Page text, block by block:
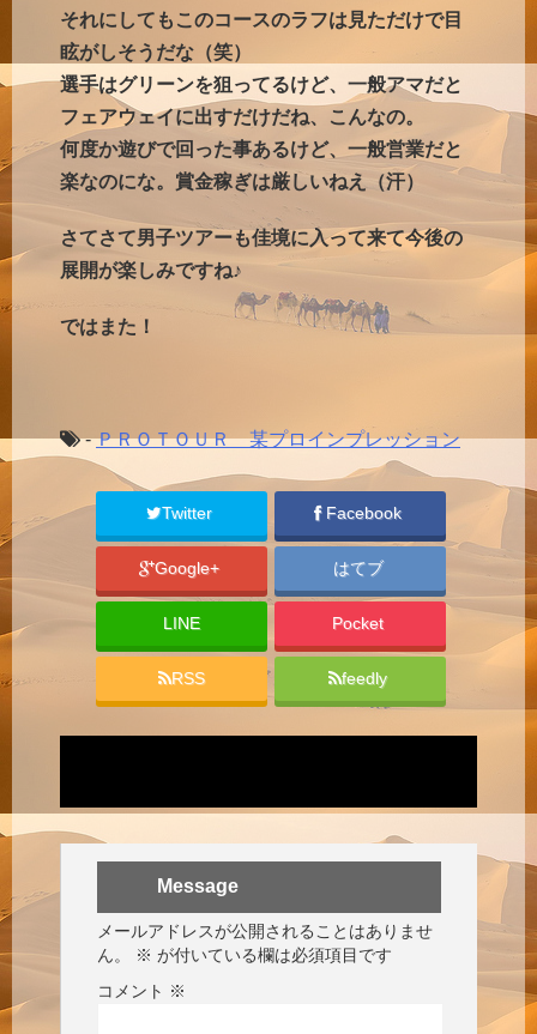
それにしてもこのコースのラフは見ただけで目
眩がしそうだな（笑）
選手はグリーンを狙ってるけど、一般アマだと
フェアウェイに出すだけだね、こんなの。
何度か遊びで回った事あるけど、一般営業だと
楽なのにな。賞金稼ぎは厳しいねえ（汗）
さてさて男子ツアーも佳境に入って来て今後の
展開が楽しみですね♪
ではまた！
-ＰＲＯＴＯＵＲ 某プロインプレッション
Twitter Facebook
Google+ はてブ
LINE Pocket
RSS feedly
Message
メールアドレスが公開されることはありませ
ん。
※ が付いている欄は必須項目です
コメント ※